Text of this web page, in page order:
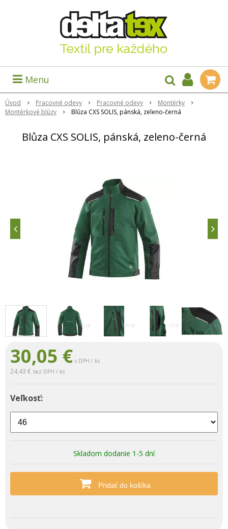
Menu
Úvod Pracovné odevy Pracovné odevy
Montérky
Montérkové blúzy
Blůza CXS SOLIS, pánská, zeleno-černá
Blůza CXS SOLIS, pánská, zeleno-černá
30,05 € s DPH / ks
24,43 € bez DPH / ks
Veľkosť:
Skladom dodanie 1-5 dní
Pridať do košíka